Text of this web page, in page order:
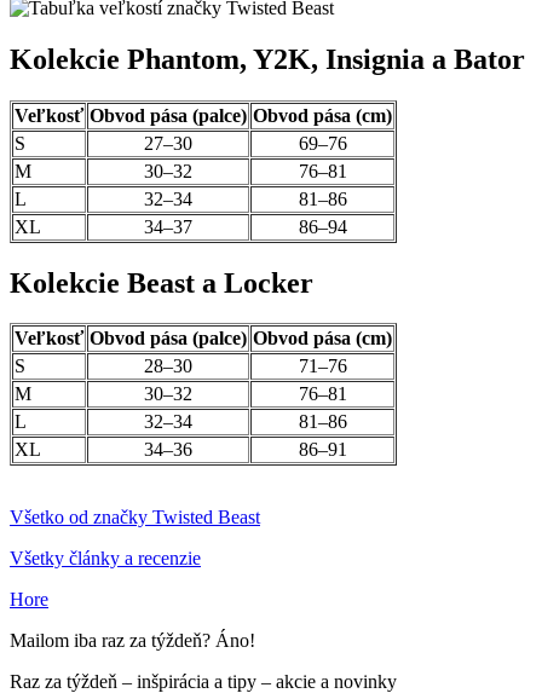
Kolekcie Phantom, Y2K, Insignia a Bator
Veľkosť Obvod pása (palce) Obvod pása (cm)
S
27–30
69–76
M
30–32
76–81
L
32–34
81–86
XL
34–37 86–94
Kolekcie Beast a Locker
Veľkosť Obvod pása (palce) Obvod pása (cm)
S
28–30
71–76
M
30–32
76–81
L
32–34
81–86
XL
34–36 86–91
Všetko od značky Twisted Beast
Všetky články a recenzie
Hore
Mailom iba raz za týždeň? Áno!
Raz za týždeň – inšpirácia a tipy – akcie a novinky